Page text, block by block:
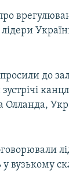
до
Олланда,
у вузькому